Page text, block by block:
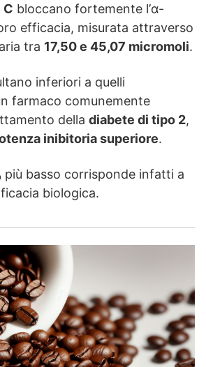
C bloccano fortemente l’α-
efficacia, misurata attraverso
tra 17,50 e 45,07 micromoli.
inferiori a quelli
farmaco comunemente
della diabete di tipo 2,
inibitoria superiore.
più basso corrisponde infatti a
biologica.